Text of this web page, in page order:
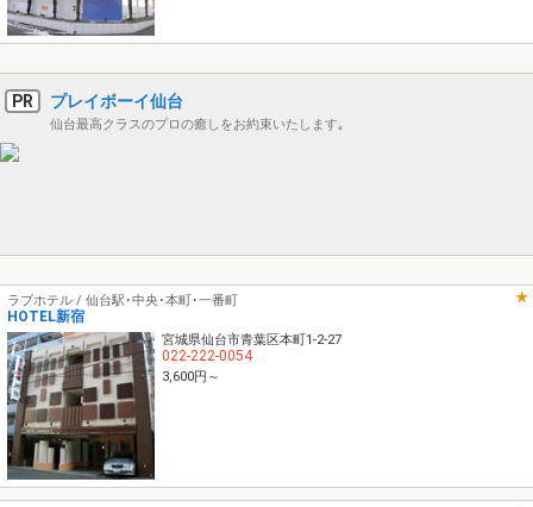
PR プレイボーイ仙台
仙台最高クラスのプロの癒しをお約束いたします｡
ラブホテル / 仙台駅･中央･本町･一番町
HOTEL新宿
宮城県仙台市青葉区本町1-2-27
022-222-0054
3,600円～